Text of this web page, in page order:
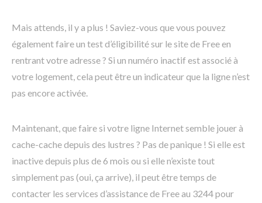
Mais attends, il y a plus ! Saviez-vous que vous pouvez
également faire un test d’éligibilité sur le site de Free en
rentrant votre adresse ? Si un numéro inactif est associé à
votre logement, cela peut être un indicateur que la ligne n’est
pas encore activée.
Maintenant, que faire si votre ligne Internet semble jouer à
cache-cache depuis des lustres ? Pas de panique ! Si elle est
inactive depuis plus de 6 mois ou si elle n’existe tout
simplement pas (oui, ça arrive), il peut être temps de
contacter les services d’assistance de Free au 3244 pour